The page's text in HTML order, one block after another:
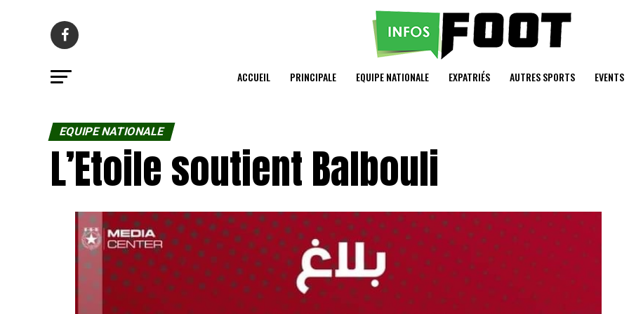
ACCUEIL PRINCIPALE EQUIPE NATIONALE EXPATRIÉS AUTRES SPORTS EVENTS
EQUIPE NATIONALE
L’Etoile soutient Balbouli